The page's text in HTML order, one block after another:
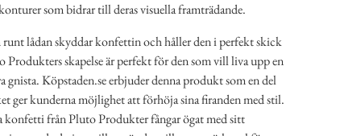
som bidrar till deras visuella framträdande.
lådan skyddar konfettin och håller den i perfekt skick
Produkters skapelse är perfekt för den som vill liva upp en
gnista. Köpstaden.se erbjuder denna produkt som en del
ger kunderna möjlighet att förhöja sina firanden med stil.
konfetti från Pluto Produkter fångar ögat med sitt